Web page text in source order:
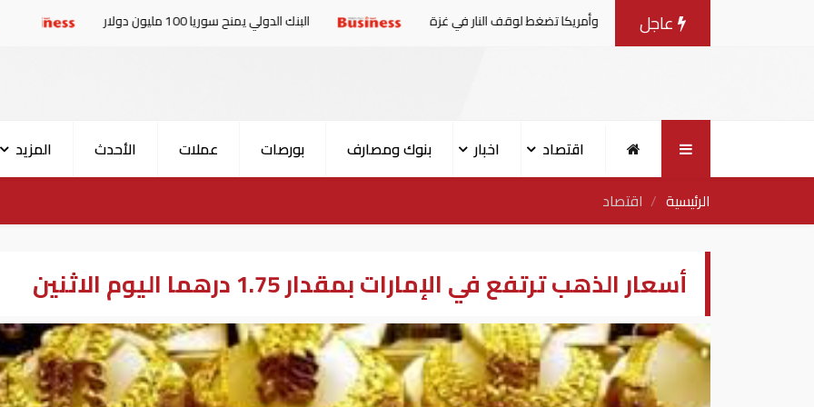
عاجل
المفاوضات مع إسرائيل.. وأمريكا تضغط لوقف النار في غزة البنك الدولي يمنح سوريا 100 مليون دولار الإمارات
اقتصاد اخبار بنوك ومصارف بورصات عملات الأحدث المزيد
الرئيسية
اقتصاد
أسعار الذهب ترتفع في الإمارات بمقدار 1.75 درهما اليوم الاثنين